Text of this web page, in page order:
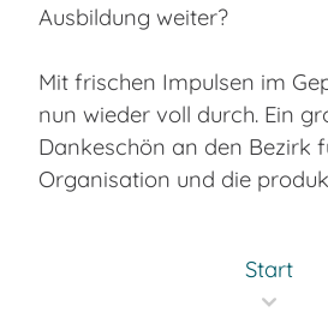
Ausbildung weiter?
​Mit frischen Impulsen im
nun wieder voll durch. Ein
Dankeschön an den Bezirk
Organisation und die
Start